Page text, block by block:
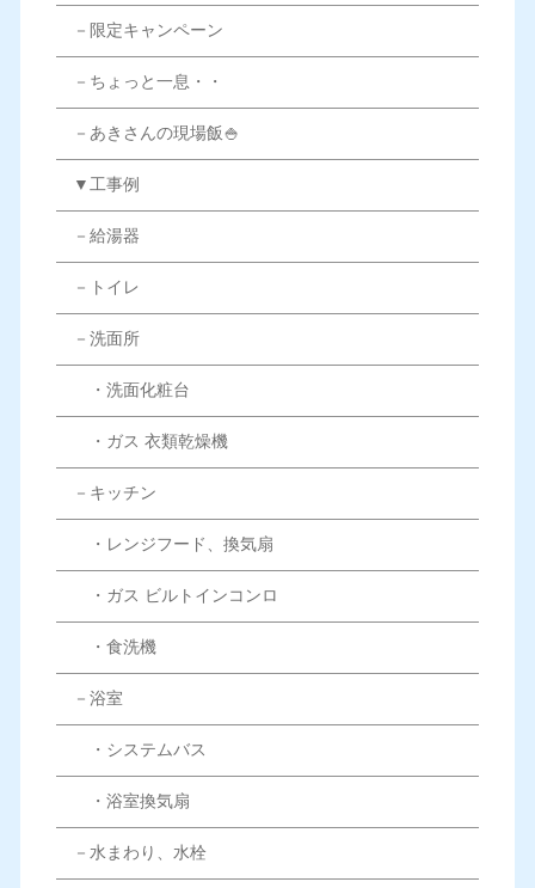
－限定キャンペーン
－ちょっと一息・・
－あきさんの現場飯🍚
▼工事例
－給湯器
－トイレ
－洗面所
・洗面化粧台
・ガス 衣類乾燥機
－キッチン
・レンジフード、換気扇
・ガス ビルトインコンロ
・食洗機
－浴室
・システムバス
・浴室換気扇
－水まわり、水栓